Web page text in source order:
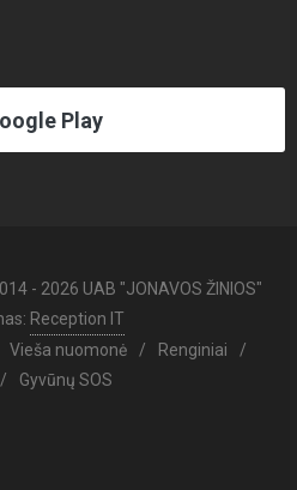
Play
- 2026 UAB "JONAVOS ŽINIOS"
Reception IT
Vieša nuomonė / Renginiai
/
/ Gyvūnų SOS